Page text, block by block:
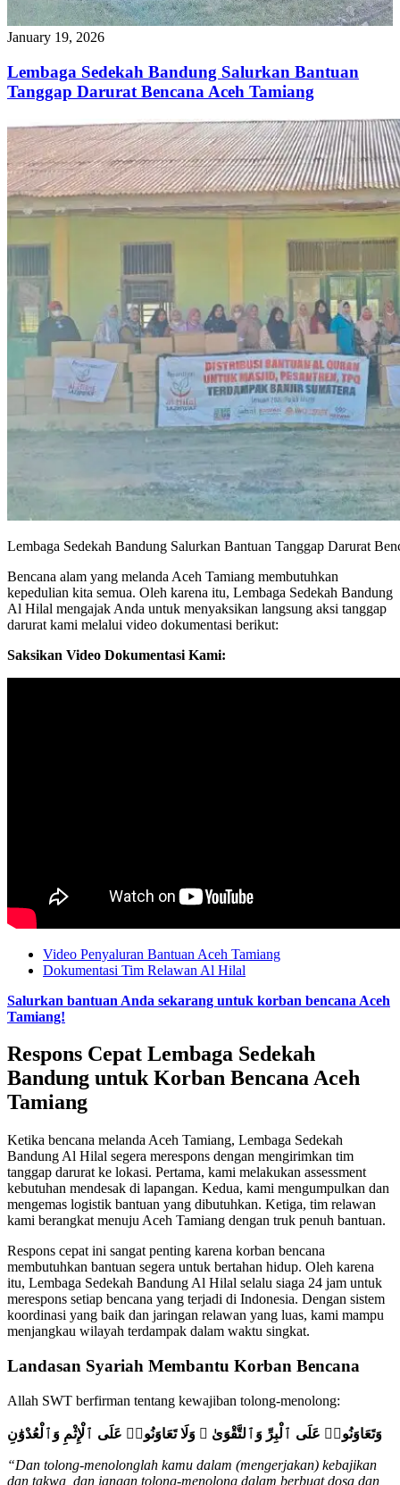
January 19, 2026
Lembaga Sedekah Bandung Salurkan Bantuan
Tanggap Darurat Bencana Aceh Tamiang
Lembaga Sedekah Bandung Salurkan Bantuan Tanggap Darurat
Bencana alam yang melanda Aceh Tamiang membutuhkan
kepedulian kita semua. Oleh karena itu, Lembaga Sedekah Bandung
Al Hilal mengajak Anda untuk menyaksikan langsung aksi tanggap
darurat kami melalui video dokumentasi berikut:
Saksikan Video Dokumentasi Kami:
Video Penyaluran Bantuan Aceh Tamiang
Dokumentasi Tim Relawan Al Hilal
Salurkan bantuan Anda sekarang untuk korban bencana Aceh
Tamiang!
Respons Cepat Lembaga Sedekah
Bandung untuk Korban Bencana Aceh
Tamiang
Ketika bencana melanda Aceh Tamiang, Lembaga Sedekah
Bandung Al Hilal segera merespons dengan mengirimkan tim
tanggap darurat ke lokasi. Pertama, kami melakukan assessment
kebutuhan mendesak di lapangan. Kedua, kami mengumpulkan dan
mengemas logistik bantuan yang dibutuhkan. Ketiga, tim relawan
kami berangkat menuju Aceh Tamiang dengan truk penuh bantuan.
Respons cepat ini sangat penting karena korban bencana
membutuhkan bantuan segera untuk bertahan hidup. Oleh karena
itu, Lembaga Sedekah Bandung Al Hilal selalu siaga 24 jam untuk
merespons setiap bencana yang terjadi di Indonesia. Dengan sistem
koordinasi yang baik dan jaringan relawan yang luas, kami mampu
menjangkau wilayah terdampak dalam waktu singkat.
Landasan Syariah Membantu Korban Bencana
Allah SWT berfirman tentang kewajiban tolong-menolong:
وَتَعَاوَنُوا۟ عَلَى ٱلْبِرِّ وَٱلتَّقْوَىٰ ۖ وَلَا تَعَاوَنُوا۟ عَلَى ٱلْإِثْمِ وَٱلْعُدْوَٰنِ
“Dan tolong-menolonglah kamu dalam (mengerjakan) kebajikan
dan takwa, dan jangan tolong-menolong dalam berbuat dosa dan